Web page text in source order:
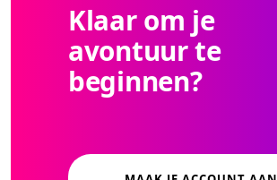
Klaar om je
avontuur te
beginnen?